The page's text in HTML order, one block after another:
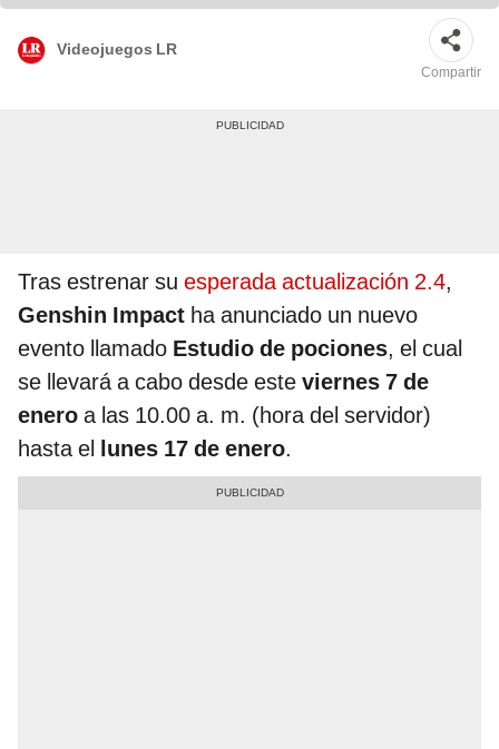
Videojuegos LR
Compartir
Tras estrenar su esperada actualización 2.4,
Genshin Impact ha anunciado un nuevo
evento llamado Estudio de pociones, el cual
se llevará a cabo desde este viernes 7 de
enero a las 10.00 a. m. (hora del servidor)
hasta el lunes 17 de enero.